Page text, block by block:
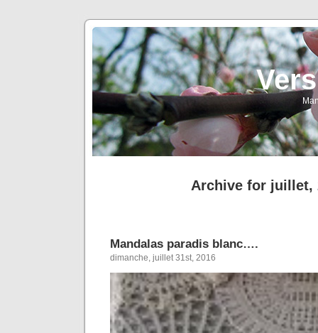
Archive for juillet,
Mandalas paradis blanc….
dimanche, juillet 31st, 2016